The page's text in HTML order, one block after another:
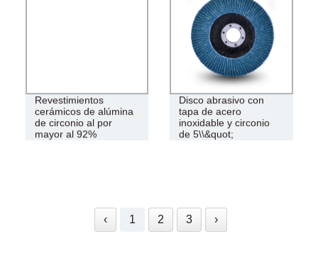
Revestimientos
cerámicos de alúmina
de circonio al por
mayor al 92%
Disco abrasivo con
tapa de acero
inoxidable y circonio
de 5\\&quot;
‹ 1 2 3 ›